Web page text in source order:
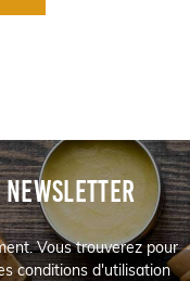
Vous trouverez pour
conditions d'utilisation